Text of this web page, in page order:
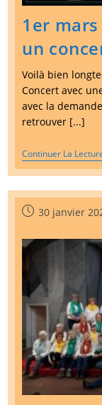
1er
un
Voilà bien
Concert avec
avec la
retrouver [...]
Continuer La
Publication
30 janvier